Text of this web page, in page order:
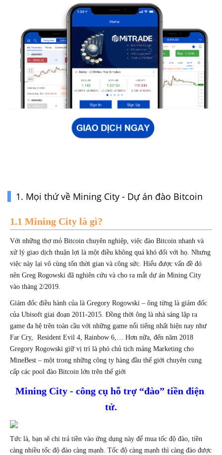
1. Mọi thứ về Mining City - Dự án đào Bitcoin
1.1 Mining City là gì?
Với những thợ mỏ Bitcoin chuyên nghiệp, việc đào Bitcoin nhanh và
xử lý giao dịch thuận lợi là một điều không quá khó đối với họ. Nhưng
việc này lại vô cùng tốn thời gian và công sức. Hiểu được vấn đề đó
nên Greg Rogowski đã nghiên cứu và cho ra mắt dự án Mining City
vào tháng 2/2019.
Giám đốc điều hành của là Gregory Rogowski – ông từng là giám đốc
của Ubisoft giai đoạn 2011-2015. Đồng thời ông là nhà sáng lập ra
game đa hệ trên toàn cầu với những game nổi tiếng nhất hiện nay như
Far Cry,  Resident Evil 4, Rainbow 6,… Hơn nữa, đến năm 2018
Gregory Rogowski giữ vị trí là phó chủ tịch mảng Marketing cho
MineBest – một trong những công ty hàng đầu thế giới chuyên cung
cấp các pool đào Bitcoin lớn trên thế giới
Mining City - công cụ hỗ trợ “đào” tiền điện
tử.
Tức là, bạn sẽ chi trả tiền vào ứng dụng này để mua tốc độ đào, tiền
càng nhiều tốc độ đào càng mạnh. Tốc độ càng mạnh thì càng đào được